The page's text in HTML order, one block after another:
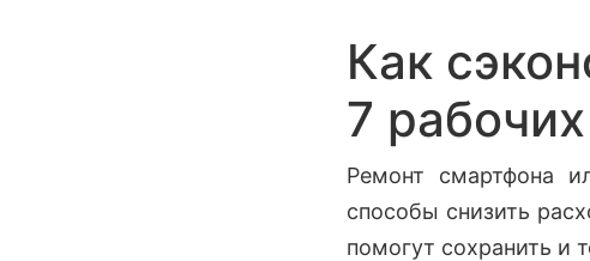
Как
7
Ремонт смартфона
способы снизить
помогут сохранить и